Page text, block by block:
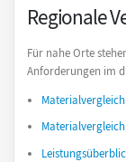
Regionale
Für nahe Orte
Anforderungen im